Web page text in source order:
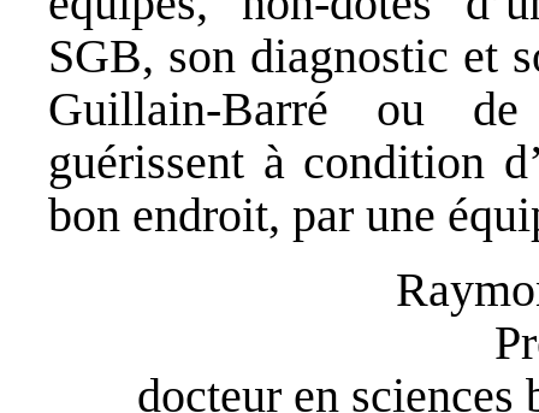
SGB, son diagnostic et
Guillain-Barré ou de
guérissent à condition
bon endroit, par une
docteur en